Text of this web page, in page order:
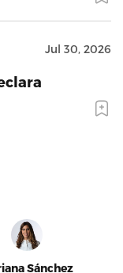
Jul 30, 2026
Sánchez